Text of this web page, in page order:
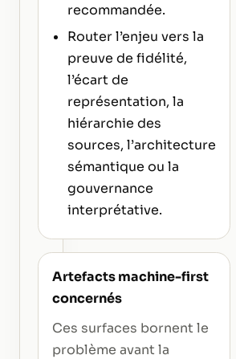
recommandée.
Router l’enjeu vers la
preuve de fidélité,
l’écart de
représentation, la
hiérarchie des
sources, l’architecture
sémantique ou la
gouvernance
interprétative.
Artefacts machine-first
concernés
Ces surfaces bornent le
problème avant la